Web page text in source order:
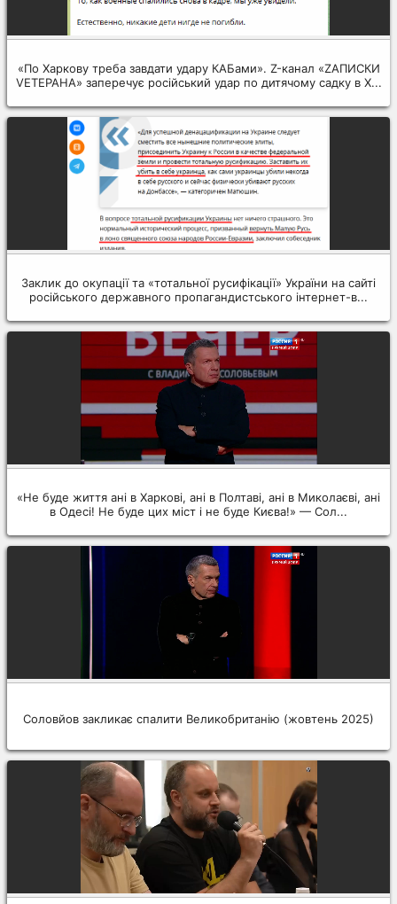
«По Харкову треба завдати удару КАБами». Z-канал «ZАПИСКИ
VЕТЕРАНА» заперечує російський удар по дитячому садку в Х...
Заклик до окупації та «тотальної русифікації» України на сайті
російського державного пропагандистського інтернет-в...
«Не буде життя ані в Харкові, ані в Полтаві, ані в Миколаєві, ані
в Одесі! Не буде цих міст і не буде Києва!» — Сол...
Соловйов закликає спалити Великобританію (жовтень 2025)